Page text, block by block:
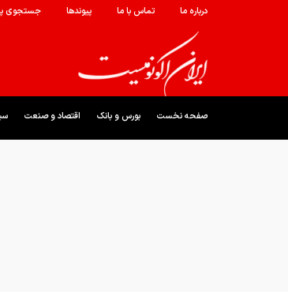
درباره ما تماس با ما پیوندها جستجوی
صفحه نخست بورس و بانک اقتصاد و صنعت